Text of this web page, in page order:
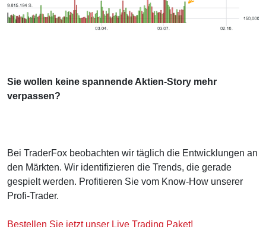
Sie wollen keine spannende Aktien-Story mehr
verpassen?
Bei TraderFox beobachten wir täglich die Entwicklungen an
den Märkten. Wir identifizieren die Trends, die gerade
gespielt werden. Profitieren Sie vom Know-How unserer
Profi-Trader.
Bestellen Sie jetzt unser Live Trading Paket!